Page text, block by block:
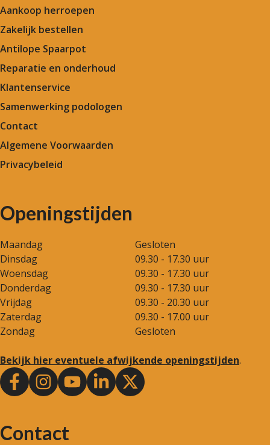
Aankoop herroepen
Zakelijk bestellen
Antilope Spaarpot
Reparatie en onderhoud
Klantenservice
Samenwerking podologen
Contact
Algemene Voorwaarden
Privacybeleid
Openingstijden
Maandag
Gesloten
Dinsdag
09.30 - 17.30 uur
Woensdag
09.30 - 17.30 uur
Donderdag
09.30 - 17.30 uur
Vrijdag
09.30 - 20.30 uur
Zaterdag
09.30 - 17.00 uur
Zondag
Gesloten
Bekijk hier eventuele afwijkende openingstijden.
Contact